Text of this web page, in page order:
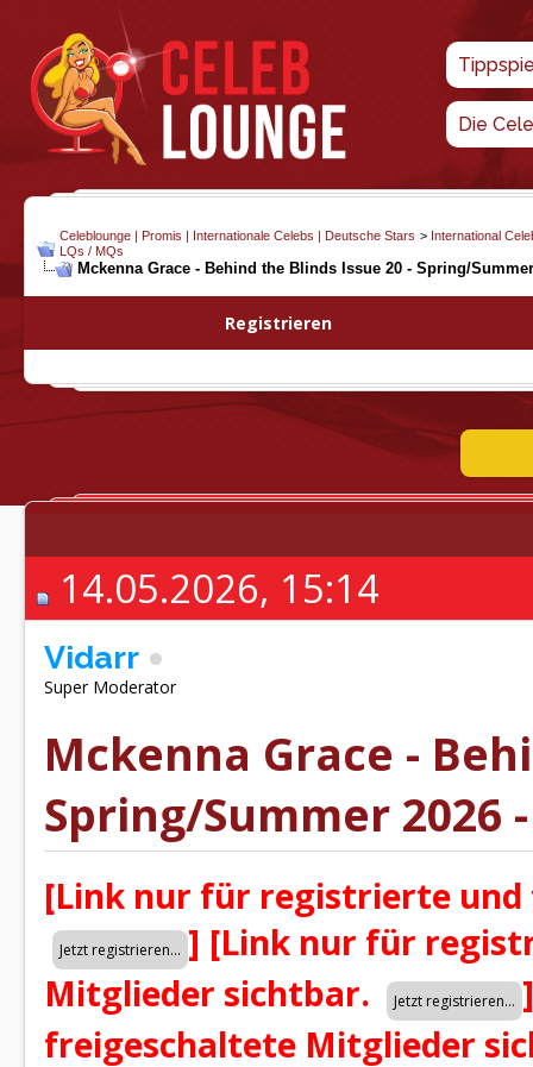
Die
Celeblounge | Promis | Internationale Celebs | Deutsche Stars > International
LQs / MQs
Mckenna Grace - Behind the Blinds Issue 20 - Spring/
Registrieren
14.05.2026, 15:14
Vidarr
Super Moderator
Mckenna Grace -
Spring/Summer 2026
[Link nur für registrierte
] [Link nur für
Mitglieder sichtbar.
]
freigeschaltete Mitglieder